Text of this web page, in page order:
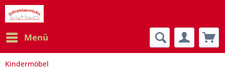
Menü
Kindermöbel